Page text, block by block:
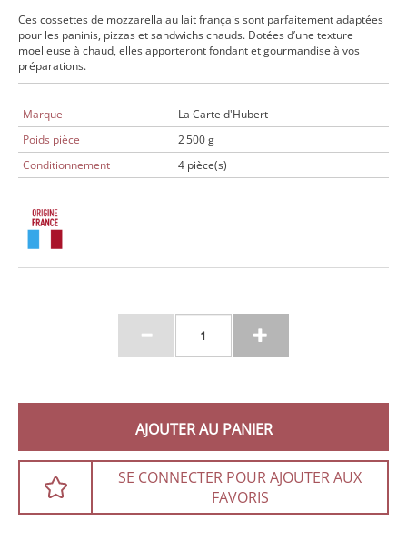
Ces cossettes de mozzarella au lait français sont parfaitement adaptées
pour les paninis, pizzas et sandwichs chauds. Dotées d’une texture
moelleuse à chaud, elles apporteront fondant et gourmandise à vos
préparations.
Marque
La Carte d'Hubert
Poids pièce
2 500 g
Conditionnement
4 pièce(s)
AJOUTER AU PANIER
SE CONNECTER POUR AJOUTER AUX
FAVORIS